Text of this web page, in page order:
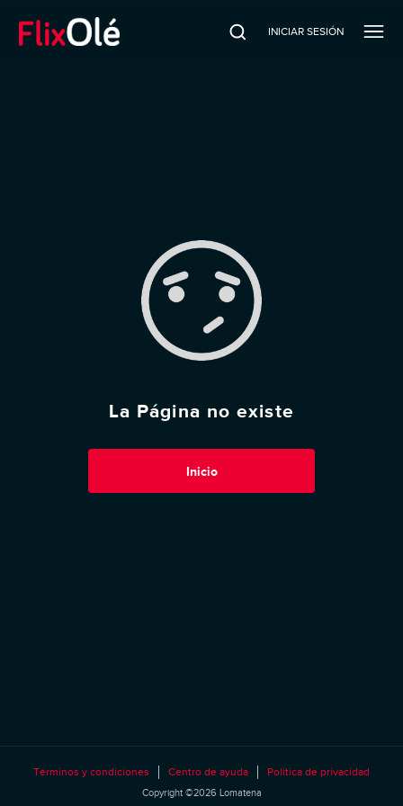
INICIAR SESIÓN
La Página no existe
Inicio
Términos y condiciones Centro de ayuda Política de privacidad
Copyright ©2026 Lomatena